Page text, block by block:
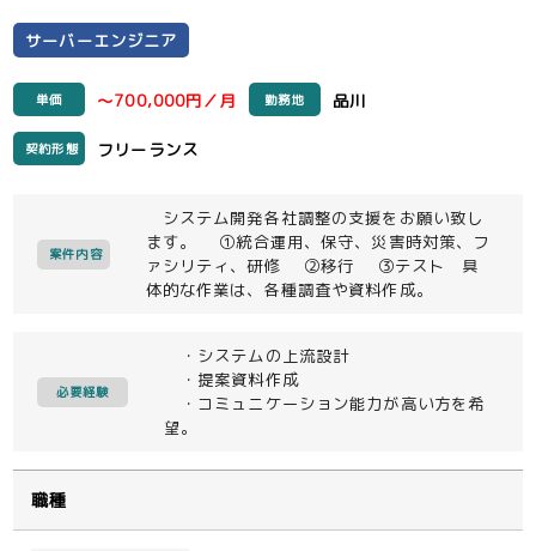
サーバーエンジニア
単価 ～700,000円／月 勤務地 品川
契約形態 フリーランス
案件内容
システム開発各社調整の支援をお願い致し
ます。 ①統合運用、保守、災害時対策、フ
ァシリティ、研修 ②移行 ③テスト 具
体的な作業は、各種調査や資料作成。
必要経験
・システムの上流設計
・提案資料作成
・コミュニケーション能力が高い方を希
望。
職種